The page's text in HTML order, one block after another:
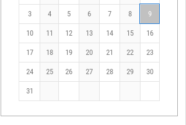
3 4 5 6 7 8 9
10 11 12 13 14 15 16
17 18 19 20 21 22 23
24 25 26 27 28 29 30
31